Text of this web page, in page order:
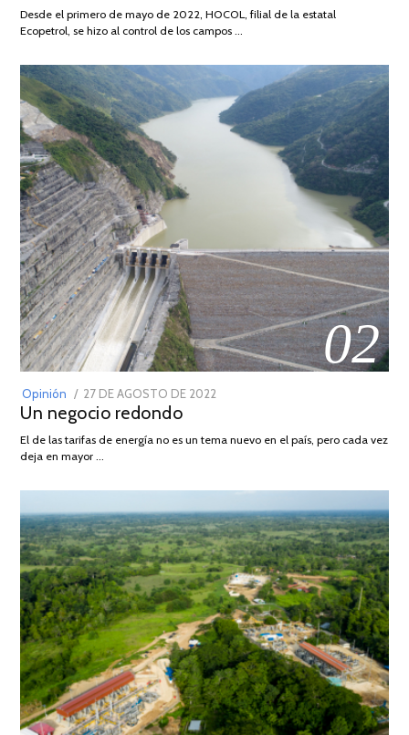
2026
Desde el primero de mayo de 2022, HOCOL, filial de la estatal
Ecopetrol, se hizo al control de los campos …
02
Opinión
POSTED
ON
27 DE AGOSTO DE 2022
DE
Un negocio redondo
El de las tarifas de energía no es un tema nuevo en el país, pero cada vez
deja en mayor …